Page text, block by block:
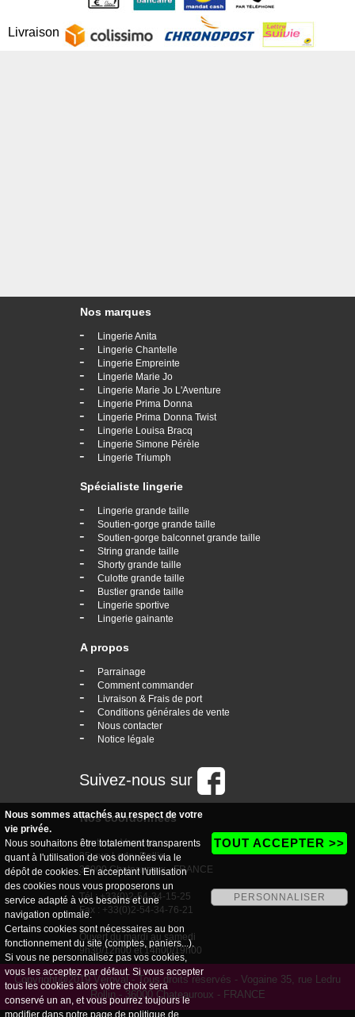
Livraison
Nos marques
- Lingerie Anita
- Lingerie Chantelle
- Lingerie Empreinte
- Lingerie Marie Jo
- Lingerie Marie Jo L'Aventure
- Lingerie Prima Donna
- Lingerie Prima Donna Twist
- Lingerie Louisa Bracq
- Lingerie Simone Pérèle
- Lingerie Triumph
Spécialiste lingerie
- Lingerie grande taille
- Soutien-gorge grande taille
- Soutien-gorge balconnet grande taille
- String grande taille
- Shorty grande taille
- Culotte grande taille
- Bustier grande taille
- Lingerie sportive
- Lingerie gainante
A propos
- Parrainage
- Comment commander
- Livraison & Frais de port
- Conditions générales de vente
- Nous contacter
- Notice légale
Suivez-nous sur
Nos coordonnées
boutique Vogaine
35, rue Ledru Rollin
36000 Chateauroux - FRANCE
Tél : +33(0)2-54-34-15-25
Fax : +33(0)2-54-34-76-21
Ouvert du mardi au samedi
9h30/12h00 et 14h00/19h00
Copyright@2019 Véroval - Tous droits réservés - Vogaine 35, rue Ledru
Rollin - 36000 Chateauroux - FRANCE
Nous sommes attachés au respect de votre
vie privée.
Nous souhaitons être totalement transparents
quant à l'utilisation de vos données via le
dépôt de cookies. En acceptant l'utilisation
des cookies nous vous proposerons un
service adapté à vos besoins et une
navigation optimale.
Certains cookies sont nécessaires au bon
fonctionnement du site (comptes, paniers...).
Si vous ne personnalisez pas vos cookies,
vous les acceptez par défaut. Si vous accepter
tous les cookies alors votre choix sera
conservé un an, et vous pourrez toujours le
modifier dans notre page de politique de
TOUT ACCEPTER >>
PERSONNALISER